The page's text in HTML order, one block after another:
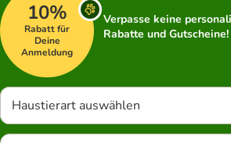
10%
Rabatt für
Deine
Anmeldung
Verpasse keine
Rabatte und Gutscheine!
Haustierart auswählen